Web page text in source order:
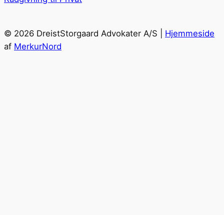
© 2026 DreistStorgaard Advokater A/S | Hjemmeside
af MerkurNord